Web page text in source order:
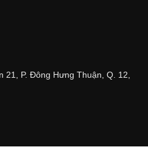
21, P. Đông Hưng Thuận, Q. 12,